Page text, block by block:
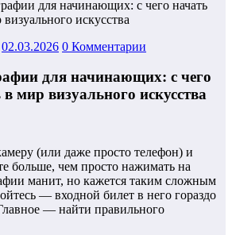
для начинающих: с чего начать
искусства
02.03.2026 0 Комментарии
для начинающих: с чего
мир визуального искусства
(или даже просто телефон) и
больше, чем просто нажимать на
манит, но кажется таким сложным
— входной билет в него гораздо
— найти правильного